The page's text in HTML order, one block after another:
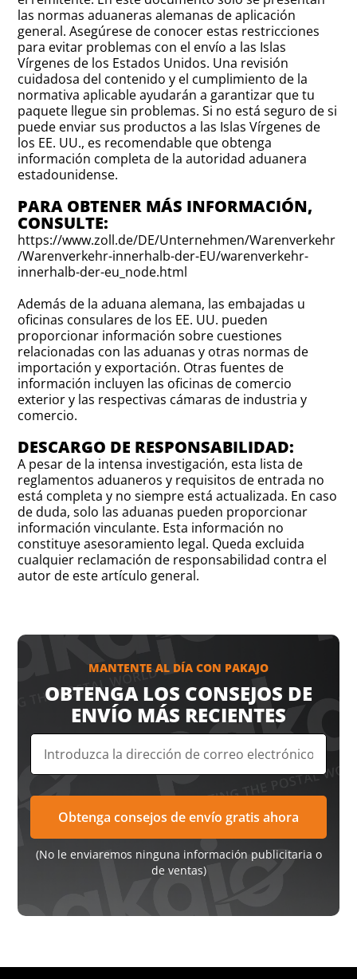
las normas aduaneras alemanas de aplicación
general. Asegúrese de conocer estas restricciones
para evitar problemas con el envío a las Islas
Vírgenes de los Estados Unidos. Una revisión
cuidadosa del contenido y el cumplimiento de la
normativa aplicable ayudarán a garantizar que tu
paquete llegue sin problemas. Si no está seguro de si
puede enviar sus productos a las Islas Vírgenes de
los EE. UU., es recomendable que obtenga
información completa de la autoridad aduanera
estadounidense.
PARA OBTENER MÁS INFORMACIÓN,
CONSULTE:
https://www.zoll.de/DE/Unternehmen/Warenverkehr
/Warenverkehr-innerhalb-der-EU/warenverkehr-
innerhalb-der-eu_node.html
Además de la aduana alemana, las embajadas u
oficinas consulares de los EE. UU. pueden
proporcionar información sobre cuestiones
relacionadas con las aduanas y otras normas de
importación y exportación. Otras fuentes de
información incluyen las oficinas de comercio
exterior y las respectivas cámaras de industria y
comercio.
DESCARGO DE RESPONSABILIDAD:
A pesar de la intensa investigación, esta lista de
reglamentos aduaneros y requisitos de entrada no
está completa y no siempre está actualizada. En caso
de duda, solo las aduanas pueden proporcionar
información vinculante. Esta información no
constituye asesoramiento legal. Queda excluida
cualquier reclamación de responsabilidad contra el
autor de este artículo general.
MANTENTE AL DÍA CON PAKAJO
OBTENGA LOS CONSEJOS DE
ENVÍO MÁS RECIENTES
(No le enviaremos ninguna información publicitaria o
de ventas)